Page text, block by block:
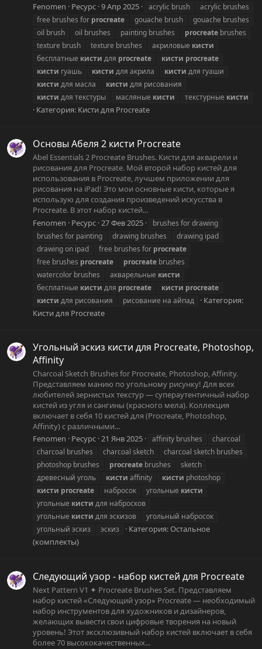
Fenomen
Ресурс 9 Апр 2025 acrylic brush
acrylic brushes
free brushes for procreate gouache brush
gouache brushes
oil brush
oil brushes painting brushes procreate brushes
texture brush
texture brushes акриловые кисти
бесплатные кисти для procreate кисти procreate
кисти гуашь кисти для акрила кисти для гуаши
кисти для масла кисти для рисования
кисти для текстуры масляные кисти текстурные кисти
Категория: Кисти для Procreate
Основы Абеля 2 кисти Procreate
Abel Essentials 2 Procreate Brushes. Кисти для акварели и
рисования для Procreate. Мой второй набор кистей для
использования в Procreate, лучшем приложении для
рисования на iPad! Это мои основные кисти, которые я
использую для создания произведений искусства в
Procreate. В этот набор кистей...
Fenomen
Ресурс 27 Фев 2025
brushes for drawing
brushes for painting
drawing brushes
drawing ipad
drawing on ipad
free brushes for procreate
free brushes procreate procreate brushes
watercolor brushes
акварельные кисти
бесплатные кисти для procreate кисти procreate
кисти для рисования рисование на айпад
Категория:
Кисти для Procreate
Угольный эскиз кисти для Procreate, Photoshop,
Affinity
Charcoal Sketch Brushes for Procreate, Photoshop, Affinity.
Представляем манию по угольному рисунку! Для всех
любителей зернистых текстур — супераутентичный набор
кистей из угля и сангины (красного мела). Коллекция
включает в себя 10 кистей для (Procreate, Photoshop,
Affinity) с различными...
Fenomen
Ресурс 21 Янв 2025 affinity brushes
charcoal
charcoal brushes
charcoal sketch
charcoal sketch brushes
photoshop brushes
procreate brushes
sketch
древесный уголь
кисти affinity кисти photoshop
кисти procreate набросок угольные кисти
угольные кисти для набросков
угольные кисти для эскизов
угольный набросок
угольный эскиз
эскиз Категория:Остальное
(комплекты)
Следующий узор - набор кистей для Procreate
Next Pattern V1 ✦ Procreate Brushes Set. Представляем
набор кистей «Следующий узор» Procreate — необходимый
набор инструментов для художников и дизайнеров,
желающих вывести свои цифровые творения на новый
уровень! Этот эксклюзивный набор кистей включает в себя
более 70 высококачественных...